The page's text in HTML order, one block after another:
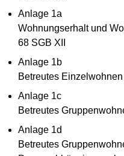
Anlage 1a
Wohnungserhalt und
68 SGB XII
Anlage 1b
Betreutes Einzelwohnen
Anlage 1c
Betreutes
Anlage 1d
Betreutes